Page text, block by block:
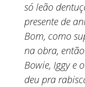
só leão
presente de
Bom, como
na obra,
Bowie, Iggy e
deu pra